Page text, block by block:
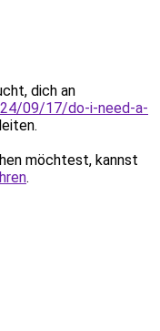
dich an
09/17/do-i-need-a-
möchtest, kannst
.